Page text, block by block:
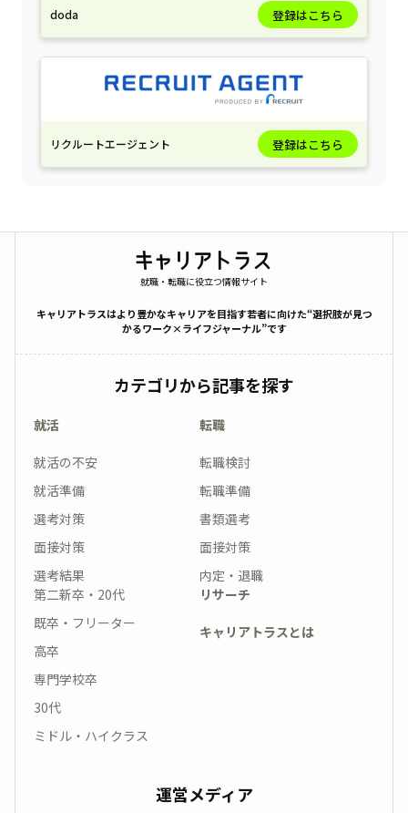
doda 登録はこちら
リクルートエージェント 登録はこちら
就職・転職に役立つ情報サイト
キャリアトラスはより豊かなキャリアを目指す若者に向けた“選択肢が見つ
かるワーク×ライフジャーナル”です
カテゴリから記事を探す
就活
就活の不安
就活準備
選考対策
面接対策
選考結果
転職
転職検討
転職準備
書類選考
面接対策
内定・退職
第二新卒・20代
既卒・フリーター
高卒
専門学校卒
30代
ミドル・ハイクラス
リサーチ
キャリアトラスとは
運営メディア